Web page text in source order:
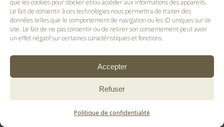
que les cookies pour stocker et/ou accéder aux informations des appareils.
Le fait de consentir à ces technologies nous permettra de traiter des
données telles que le comportement de navigation ou les ID uniques sur ce
site. Le fait de ne pas consentir ou de retirer son consentement peut avoir
un effet négatif sur certaines caractéristiques et fonctions.
Accepter
Refuser
Politique de confidentialité